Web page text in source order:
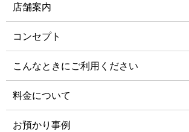
店舗案内
コンセプト
こんなときにご利用ください
料金について
お預かり事例